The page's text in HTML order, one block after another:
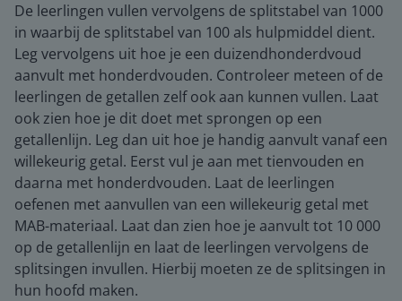
De leerlingen vullen vervolgens de splitstabel van 1000
in waarbij de splitstabel van 100 als hulpmiddel dient.
Leg vervolgens uit hoe je een duizendhonderdvoud
aanvult met honderdvouden. Controleer meteen of de
leerlingen de getallen zelf ook aan kunnen vullen. Laat
ook zien hoe je dit doet met sprongen op een
getallenlijn. Leg dan uit hoe je handig aanvult vanaf een
willekeurig getal. Eerst vul je aan met tienvouden en
daarna met honderdvouden. Laat de leerlingen
oefenen met aanvullen van een willekeurig getal met
MAB-materiaal. Laat dan zien hoe je aanvult tot 10 000
op de getallenlijn en laat de leerlingen vervolgens de
splitsingen invullen. Hierbij moeten ze de splitsingen in
hun hoofd maken.